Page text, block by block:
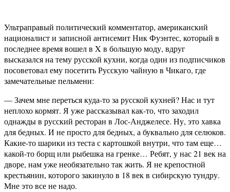
Ультраправый политический комментатор, американский
националист и записной антисемит Ник Фуэнтес, который в
последнее время вошел в X в большую моду, вдруг
высказался на тему русской кухни, когда один из подписчиков
посоветовал ему посетить Русскую чайную в Чикаго, где
замечательные пельмени:
— Зачем мне переться куда-то за русской кухней? Нас и тут
неплохо кормят. Я уже рассказывал как-то, что заходил
однажды в русский ресторан в Лос-Анджелесе. Ну, это хавка
для бедных. И не просто для бедных, а буквально для селюков.
Какие-то шарики из теста с картошкой внутри, что там еще…
какой-то борщ или рыбешка на гренке… Ребят, у нас 21 век на
дворе, нам уже необязательно так жить. Я не крепостной
крестьянин, которого закинуло в 18 век в сибирскую тундру.
Мне это все не надо.